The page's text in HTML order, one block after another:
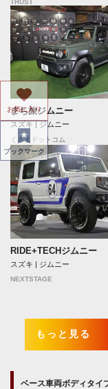
TRUST
まち旅ジムニー
スズキ | ジムニー
くるまドットコム
RIDE+TECHジムニー
スズキ | ジムニー
NEXTSTAGE
もっと見る
ベース車両ボディタイ
お気に入り
ブックマーク